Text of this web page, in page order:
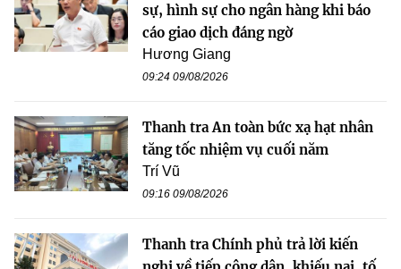
sự, hình sự cho ngân hàng khi báo
cáo giao dịch đáng ngờ
Hương Giang
09:24 09/08/2026
Thanh tra An toàn bức xạ hạt nhân
tăng tốc nhiệm vụ cuối năm
Trí Vũ
09:16 09/08/2026
Thanh tra Chính phủ trả lời kiến